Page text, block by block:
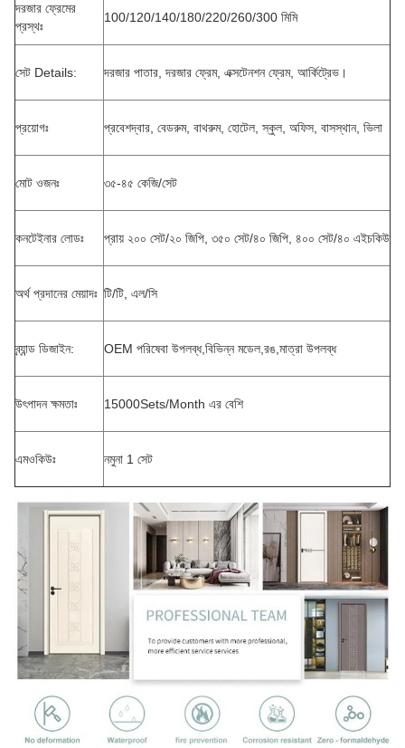
দরজার ফ্রেমের
প্রস্থঃ
100/120/140/180/220/260/300 মিমি
সেট Details: দরজার পাতার, দরজার ফ্রেম, এক্সটেনশন ফ্রেম, আর্কিট্রেভ।
প্রয়োগঃ প্রবেশদ্বার, বেডরুম, বাথরুম, হোটেল, স্কুল, অফিস, বাসস্থান, ভিলা
মোট ওজনঃ ৩৫-৪৫ কেজি/সেট
কনটেইনার লোডঃ প্রায় ২০০ সেট/২০ জিপি, ৩৫০ সেট/৪০ জিপি, ৪০০ সেট/৪০ এইচকিউ
অর্থ প্রদানের মেয়াদঃ টি/টি, এল/সি
ব্র্যান্ড ডিজাইন: OEM পরিষেবা উপলব্ধ,বিভিন্ন মডেল,রঙ,মাত্রা উপলব্ধ
উৎপাদন ক্ষমতাঃ 15000Sets/Month এর বেশি
এমওকিউঃ নমুনা 1 সেট